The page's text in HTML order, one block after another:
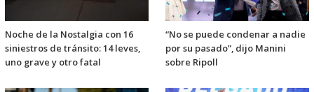
Noche de la Nostalgia con 16
siniestros de tránsito: 14 leves,
uno grave y otro fatal
“No se puede condenar a nadie
por su pasado”, dijo Manini
sobre Ripoll